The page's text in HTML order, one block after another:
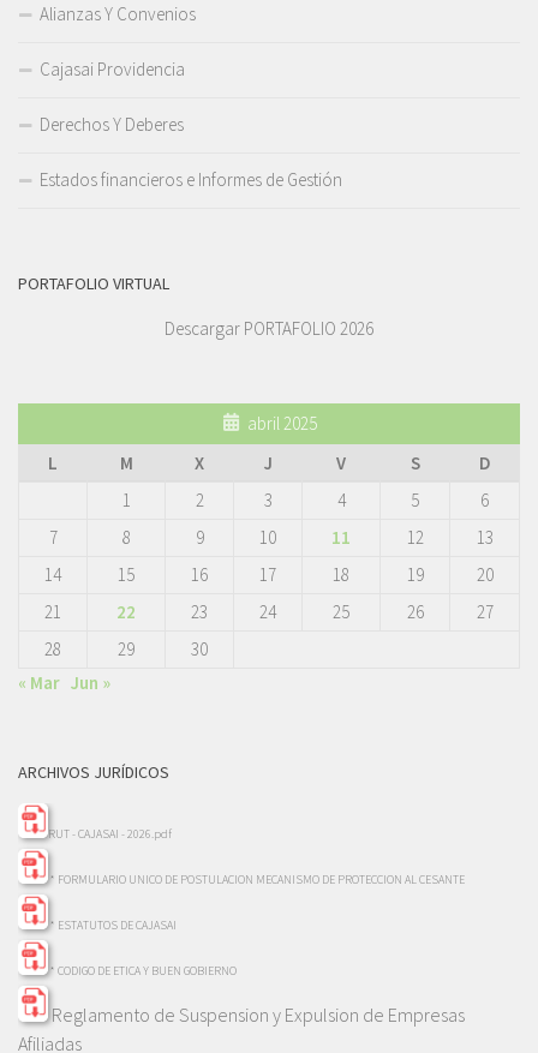
Alianzas Y Convenios
Cajasai Providencia
Derechos Y Deberes
Estados financieros e Informes de Gestión
PORTAFOLIO VIRTUAL
Descargar PORTAFOLIO 2026
abril 2025
L
M X J V S
D
1
2 3 4 5
6
7
8 9 10 11 12
13
14
15 16 17 18 19
20
21
22 23 24 25 26
27
28
29
30
« Mar Jun »
ARCHIVOS JURÍDICOS
RUT - CAJASAI - 2026.pdf
* FORMULARIO UNICO DE POSTULACION MECANISMO DE PROTECCION AL CESANTE
* ESTATUTOS DE CAJASAI
* CODIGO DE ETICA Y BUEN GOBIERNO
Reglamento de Suspension y Expulsion de Empresas
Afiliadas